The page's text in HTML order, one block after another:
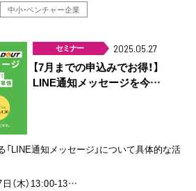
中小・ベンチャー企業
セミナー 2025.05.27
【7月までの申込みでお得！】
LINE通知メッセージを今…
LINE通知メッセージ」について具体的な活
（木）13:00-13…